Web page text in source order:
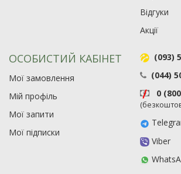
Рейтинг EXE.ua:
Відгуки
Акції
ОСОБИСТИЙ КАБІНЕТ
Мої замовлення
Мій профіль
Мої запити
Мої підписки
(093)
(044)
0
Viber